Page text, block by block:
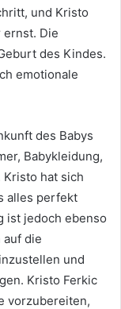
und Kristo
ernst. Die
des Kindes.
emotionale
des Babys
Babykleidung,
hat sich
alles perfekt
ist jedoch ebenso
die
und
Kristo Ferkic
vorzubereiten,